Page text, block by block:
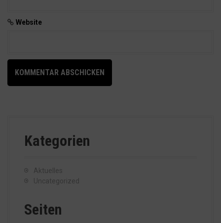
Website
Kategorien
Aktuelles
Uncategorized
Seiten